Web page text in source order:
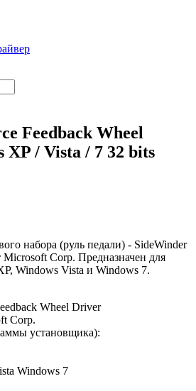
Feedback Wheel
/ Vista / 7 32 bits
набора (руль педали) - SideWinder
Microsoft Corp. Предназначен для
Windows Vista и Windows 7.
Wheel Driver
Corp.
установщика):
Windows 7